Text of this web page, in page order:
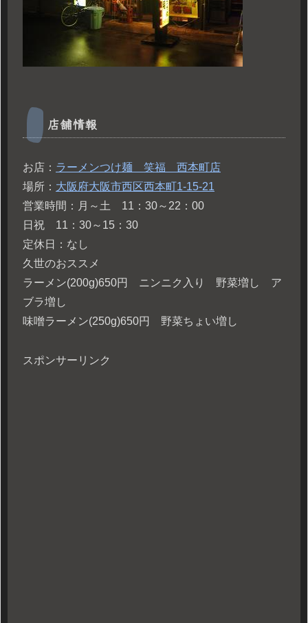
店舗情報
お店： ラーメンつけ麺 笑福 西本町店
場所： 大阪府大阪市西区西本町1-15-21
営業時間：月～土 11：30～22：00
日祝 11：30～15：30
定休日：なし
久世のおススメ
ラーメン(200g)650円 ニンニク入り 野菜増し ア
ブラ増し
味噌ラーメン(250g)650円 野菜ちょい増し
スポンサーリンク